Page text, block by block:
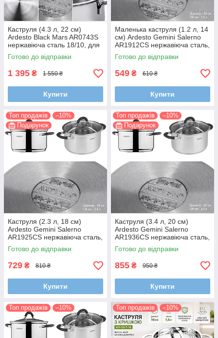
Каструля (4.3 л, 22 см)
Ardesto Black Mars AR0743S
нержавіюча сталь 18/10, для
всіх типів плит (індукція),
Туреччина
Готово до відправки
1 395 ₴ 1 550 ₴
Купити
Маленька каструля (1.2 л, 14
см) Ardesto Gemini Salerno
AR1912CS нержавіюча сталь,
силіконові ручки, індукційна
Готово до відправки
549 ₴ 610 ₴
Купити
Топ продажів
–10%
Подарунок
Каструля (2.3 л, 18 см)
Ardesto Gemini Salerno
AR1925CS нержавіюча сталь,
індукційна, ручки з силіконом
Готово до відправки
729 ₴ 810 ₴
Купити
Топ продажів
–10%
Подарунок
Каструля (3.4 л, 20 см)
Ardesto Gemini Salerno
AR1936CS нержавіюча сталь,
силіконові ручки, індукційна
Готово до відправки
855 ₴ 950 ₴
Купити
Топ продажів –10% Топ продажів –10%